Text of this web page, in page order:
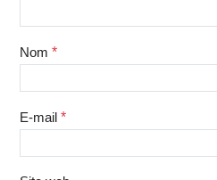
Nom *
E-mail *